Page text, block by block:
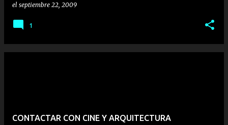
el septiembre 22, 2009
1
CONTACTAR CON CINE Y ARQUITECTURA